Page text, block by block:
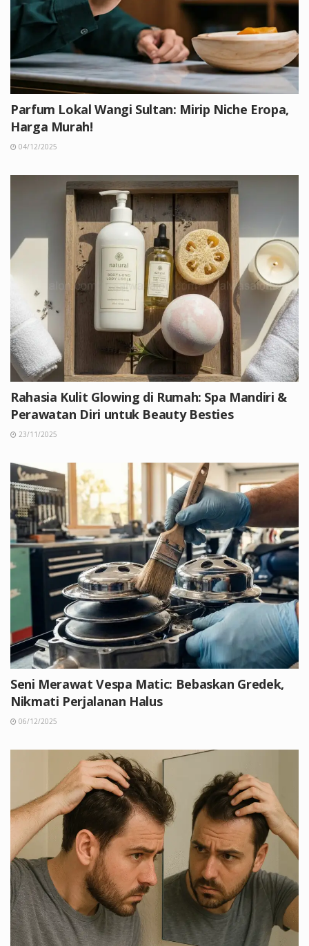
Parfum Lokal Wangi Sultan: Mirip Niche Eropa,
Harga Murah!
04/12/2025
Rahasia Kulit Glowing di Rumah: Spa Mandiri &
Perawatan Diri untuk Beauty Besties
23/11/2025
Seni Merawat Vespa Matic: Bebaskan Gredek,
Nikmati Perjalanan Halus
06/12/2025